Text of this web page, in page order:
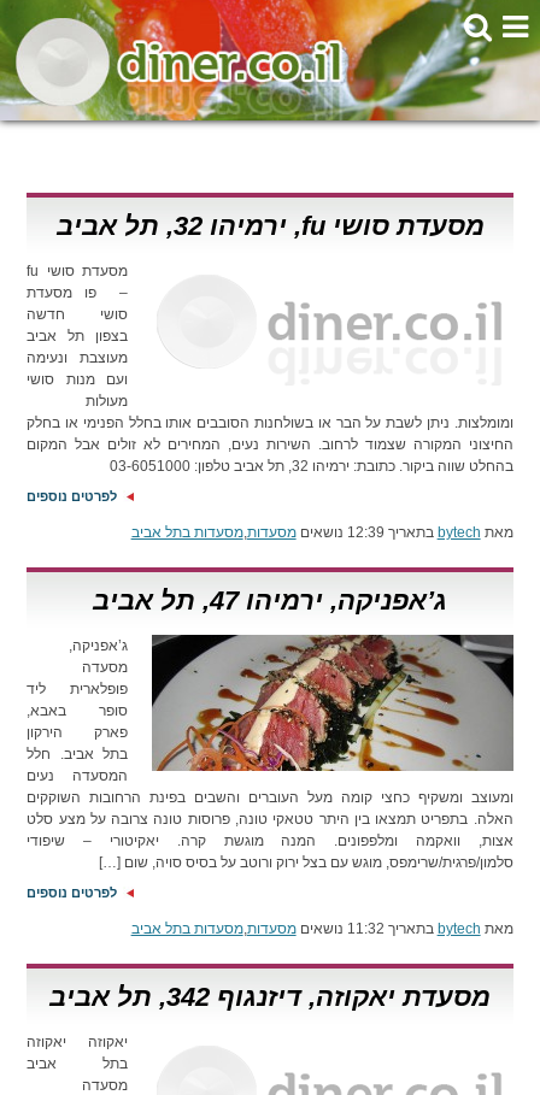
מסעדת סושי fu, ירמיהו 32, תל אביב
מסעדת סושי fu
– פו מסעדת
סושי חדשה
בצפון תל אביב
מעוצבת ונעימה
ועם מנות סושי
מעולות
ומומלצות. ניתן לשבת על הבר או בשולחנות הסובבים אותו בחלל הפנימי או בחלק
החיצוני המקורה שצמוד לרחוב. השירות נעים, המחירים לא זולים אבל המקום
בהחלט שווה ביקור. כתובת: ירמיהו 32, תל אביב טלפון: 03-6051000
לפרטים נוספים
מאת bytech בתאריך 12:39 נושאים מסעדות,מסעדות בתל אביב
ג’אפניקה, ירמיהו 47, תל אביב
ג’אפניקה,
מסעדה
פופלארית ליד
סופר באבא,
פארק הירקון
בתל אביב. חלל
המסעדה נעים
ומעוצב ומשקיף כחצי קומה מעל העוברים והשבים בפינת הרחובות השוקקים
האלה. בתפריט תמצאו בין היתר טטאקי טונה, פרוסות טונה צרובה על מצע סלט
אצות, וואקמה ומלפפונים. המנה מוגשת קרה. יאקיטורי – שיפודי
סלמון/פרגית/שרימפס, מוגש עם בצל ירוק ורוטב על בסיס סויה, שום […]
לפרטים נוספים
מאת bytech בתאריך 11:32 נושאים מסעדות,מסעדות בתל אביב
מסעדת יאקוזה, דיזנגוף 342, תל אביב
יאקוזה יאקוזה
בתל אביב
מסעדה